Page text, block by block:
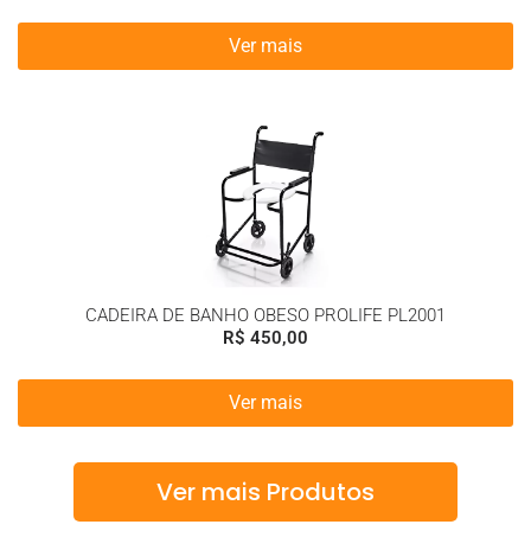
Ver mais
CADEIRA DE BANHO OBESO PROLIFE PL2001
R$ 450,00
Ver mais
Ver mais Produtos